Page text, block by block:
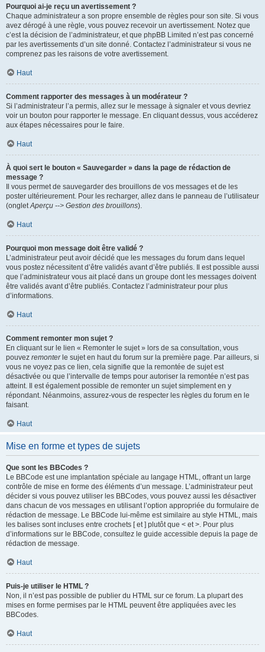
Pourquoi ai-je reçu un avertissement ?
Chaque administrateur a son propre ensemble de règles pour son site. Si vous
avez dérogé à une règle, vous pouvez recevoir un avertissement. Notez que
c’est la décision de l’administrateur, et que phpBB Limited n’est pas concerné
par les avertissements d’un site donné. Contactez l’administrateur si vous ne
comprenez pas les raisons de votre avertissement.
Haut
Comment rapporter des messages à un modérateur ?
Si l’administrateur l’a permis, allez sur le message à signaler et vous devriez
voir un bouton pour rapporter le message. En cliquant dessus, vous accéderez
aux étapes nécessaires pour le faire.
Haut
À quoi sert le bouton « Sauvegarder » dans la page de rédaction de
message ?
Il vous permet de sauvegarder des brouillons de vos messages et de les
poster ultérieurement. Pour les recharger, allez dans le panneau de l’utilisateur
(ongletAperçu --> Gestion des brouillons).
Haut
Pourquoi mon message doit être validé ?
L’administrateur peut avoir décidé que les messages du forum dans lequel
vous postez nécessitent d’être validés avant d’être publiés. Il est possible aussi
que l’administrateur vous ait placé dans un groupe dont les messages doivent
être validés avant d’être publiés. Contactez l’administrateur pour plus
d’informations.
Haut
Comment remonter mon sujet ?
En cliquant sur le lien « Remonter le sujet » lors de sa consultation, vous
pouvez remonterle sujet en haut du forum sur la première page. Par ailleurs, si
vous ne voyez pas ce lien, cela signifie que la remontée de sujet est
désactivée ou que l’intervalle de temps pour autoriser la remontée n’est pas
atteint. Il est également possible de remonter un sujet simplement en y
répondant. Néanmoins, assurez-vous de respecter les règles du forum en le
faisant.
Haut
Mise en forme et types de sujets
Que sont les BBCodes ?
Le BBCode est une implantation spéciale au langage HTML, offrant un large
contrôle de mise en forme des éléments d’un message. L’administrateur peut
décider si vous pouvez utiliser les BBCodes, vous pouvez aussi les désactiver
dans chacun de vos messages en utilisant l’option appropriée du formulaire de
rédaction de message. Le BBCode lui-même est similaire au style HTML, mais
les balises sont incluses entre crochets [ et ] plutôt que < et >. Pour plus
d’informations sur le BBCode, consultez le guide accessible depuis la page de
rédaction de message.
Haut
Puis-je utiliser le HTML ?
Non, il n’est pas possible de publier du HTML sur ce forum. La plupart des
mises en forme permises par le HTML peuvent être appliquées avec les
BBCodes.
Haut